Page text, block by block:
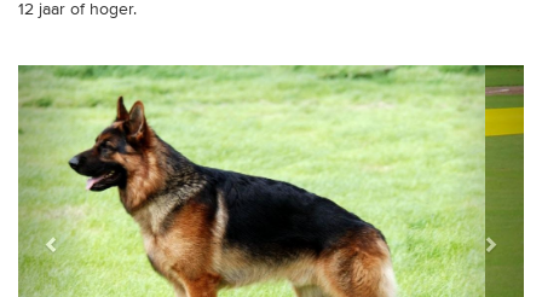
12 jaar of hoger.
Vorige Verder